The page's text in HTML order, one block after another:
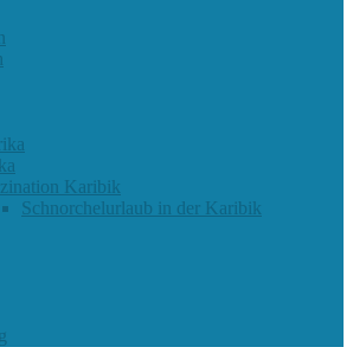
Karibik
Schnorchelurlaub in der Karibik